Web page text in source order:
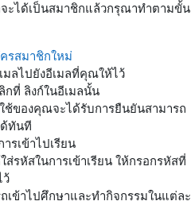
จะได้เป็นสมาชิกแล้วกรุณาทำตามขั้น
รสมาชิกใหม่
มลไปยังอีเมลที่คุณให้ไว้
กที่ ลิงก์ในอีเมลนั้น
ช้ของคุณจะได้รับการยืนยันสามารถ
ทันที
รเข้าไปเรียน
ส่รหัสในการเข้าเรียน ให้กรอกรหัสที่
ว้
ข้าไปศึกษาและทำกิจกรรมในแต่ละ